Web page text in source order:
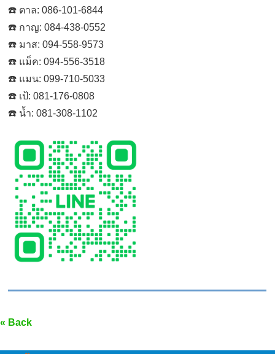
☎️ ตาล: 086-101-6844
☎️ กาญ: 084-438-0552
☎️ มาส: 094-558-9573
☎️ แม็ค: 094-556-3518
☎️ แมน: 099-710-5033
☎️ เป้: 081-176-0808
☎️ น้ำ: 081-308-1102
« Back